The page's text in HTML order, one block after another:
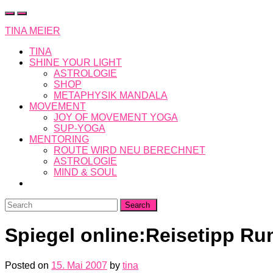
Skip
content
TINA MEIER
TINA
SHINE YOUR LIGHT
ASTROLOGIE
SHOP
METAPHYSIK MANDALA
MOVEMENT
JOY OF MOVEMENT YOGA
SUP-YOGA
MENTORING
ROUTE WIRD NEU BERECHNET
ASTROLOGIE
MIND & SOUL
Search
for:
Spiegel online:Reisetipp
Posted on 15. Mai 2007 by tina